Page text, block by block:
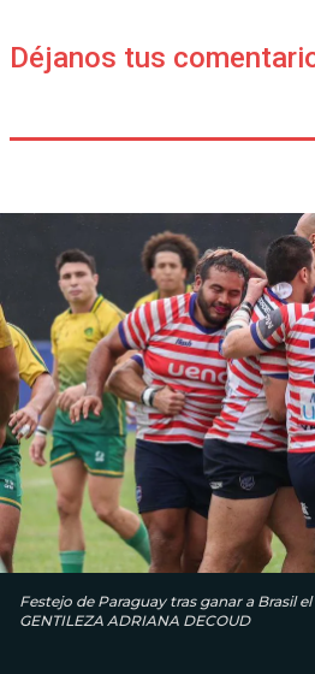
Déjanos tus
Festejo de Paraguay tras ganar a Brasil
GENTILEZA ADRIANA DECOUD